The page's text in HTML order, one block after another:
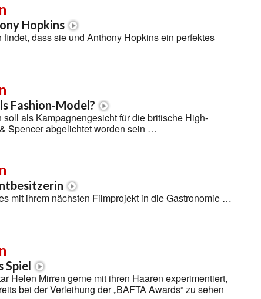
Hopkins
findet, dass sie und Anthony Hopkins ein perfektes
Fashion-Model?
soll als Kampagnengesicht für die britische High-
Spencer abgelichtet worden sein …
mit ihrem nächsten Filmprojekt in die Gastronomie …
Spiel
Helen Mirren gerne mit ihren Haaren experimentiert,
bei der Verleihung der „BAFTA Awards“ zu sehen